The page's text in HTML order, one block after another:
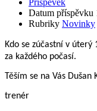
Datum příspěvku
Rubriky Novinky
Kdo se zúčastní v
za každého počasí.
Těším se na Vás Dušan
trenér